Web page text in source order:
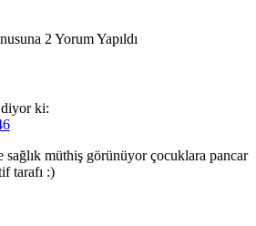
2 Yorum Yapıldı
diyor ki:
sağlık müthiş görünüyor çocuklara pancar
tarafı :)